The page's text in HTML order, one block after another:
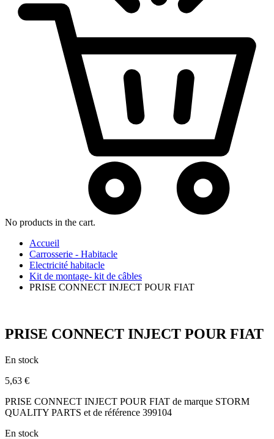
No products in the cart.
Accueil
Carrosserie - Habitacle
Electricité habitacle
Kit de montage- kit de câbles
PRISE CONNECT INJECT POUR FIAT
PRISE CONNECT INJECT POUR FIAT
En stock
5,63 €
PRISE CONNECT INJECT POUR FIAT de marque STORM
QUALITY PARTS et de référence 399104
En stock